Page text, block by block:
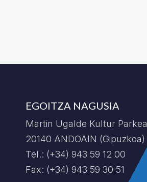
EGOITZA NAGUSIA
Martin Ugalde Kultur Parkea
20140 ANDOAIN (Gipuzkoa)
Tel.: (+34) 943 59 12 00
Fax: (+34) 943 59 30 51